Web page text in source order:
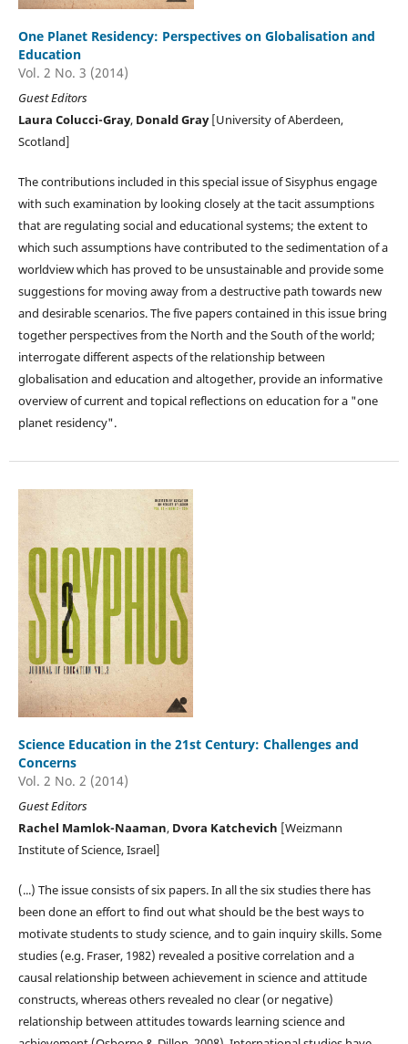
One Planet Residency: Perspectives on Globalisation and
Education
Vol. 2 No. 3 (2014)
Guest Editors
Laura Colucci-Gray, Donald Gray[University of Aberdeen,
Scotland]
The contributions included in this special issue of Sisyphus engage
with such examination by looking closely at the tacit assumptions
that are regulating social and educational systems; the extent to
which such assumptions have contributed to the sedimentation of a
worldview which has proved to be unsustainable and provide some
suggestions for moving away from a destructive path towards new
and desirable scenarios. The five papers contained in this issue bring
together perspectives from the North and the South of the world;
interrogate different aspects of the relationship between
globalisation and education and altogether, provide an informative
overview of current and topical reflections on education for a "one
planet residency".
Science Education in the 21st Century: Challenges and
Concerns
Vol. 2 No. 2 (2014)
Guest Editors
Rachel Mamlok-Naaman, Dvora Katchevich [Weizmann
Institute of Science, Israel]
(...) The issue consists of six papers. In all the six studies there has
been done an effort to find out what should be the best ways to
motivate students to study science, and to gain inquiry skills. Some
studies (e.g. Fraser, 1982) revealed a positive correlation and a
causal relationship between achievement in science and attitude
constructs, whereas others revealed no clear (or negative)
relationship between attitudes towards learning science and